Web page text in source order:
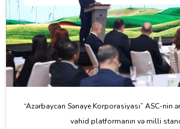
“Azərbaycan Sənaye Korporasiyası” ASC-nin
vahid platformanın və milli